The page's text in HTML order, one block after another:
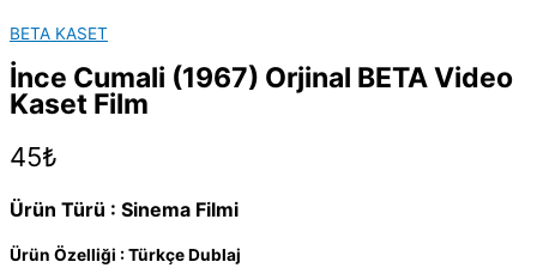
BETA KASET
İnce Cumali (1967) Orjinal BETA Video
Kaset Film
45₺
Ürün Türü : Sinema Filmi
Ürün Özelliği : Türkçe Dublaj